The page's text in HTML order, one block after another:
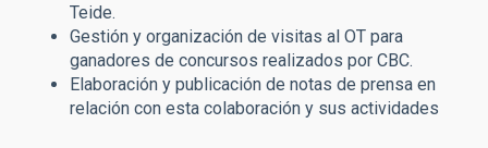
Teide.
Gestión y organización de visitas al OT para
ganadores de concursos realizados por CBC.
Elaboración y publicación de notas de prensa en
relación con esta colaboración y sus actividades